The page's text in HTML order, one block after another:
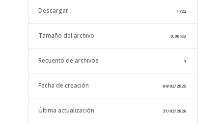
Descargar 1722
Tamaño del archivo 0.00 KB
Recuento de archivos 1
Fecha de creación 04/02/2025
Última actualización 31/03/2026